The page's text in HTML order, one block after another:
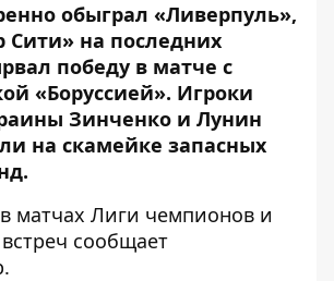
обыграл «Ливерпуль»,
Сити» на последних
победу в матче с
«Боруссией». Игроки
Зинченко и Лунин
на скамейке запасных
матчах Лиги чемпионов и
встреч сообщает
.